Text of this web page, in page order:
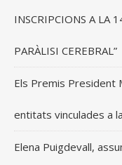
INSCRIPCIONS A LA
PARÀLISI CEREBRAL”
Els Premis President
entitats vinculades a
Elena Puigdevall,